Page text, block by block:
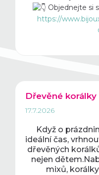
Objednejte si
https://
Dřevěné korálky
17.7.2026
Když o
ideální čas,
dřevěných
nejen
mixů,